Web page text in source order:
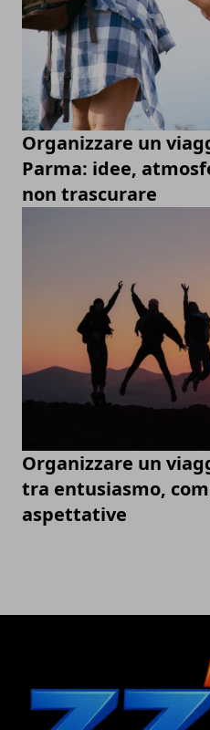
Organizzare un
Parma: idee,
non trascurare
Organizzare un
tra entusiasmo,
aspettative